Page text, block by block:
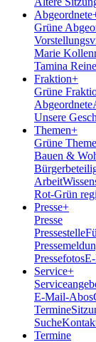
Abgeordnete
Grüne
Marie
Tamina
Fraktion+
Grüne
Abgeordnete
Unsere
Themen+
Grüne
Bauen &
Arbeit
Rot-Grün
Presse+
Presse
Pressestelle
Pressefotos
Service+
E-Mail-Abos
Termine
Suche
Termine